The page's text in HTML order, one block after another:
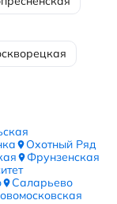
Охотный Ряд
Фрунзенская
Саларьево